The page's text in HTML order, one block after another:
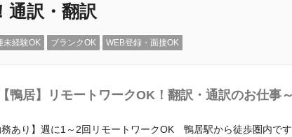
通訳・翻訳
未経験OK ブランクOK WEB登録・面接OK
【鴨居】リモートワークOK！翻訳・通訳のお仕事
務あり】週に1～2回リモートワークOK 鴨居駅から徒歩圏内で